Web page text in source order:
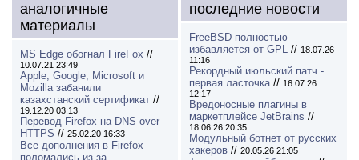
аналогичные
материалы
MS Edge обогнал FireFox //
10.07.21 23:49
Apple, Google, Microsoft и
Mozilla забанили
казахстанский сертификат //
19.12.20 03:13
Перевод Firefox на DNS over
HTTPS // 25.02.20 16:33
Все дополнения в Firefox
поломались из-за
последние новости
FreeBSD полностью
избавляется от GPL // 18.07.26
11:16
Рекордный июльский патч -
первая ласточка// 16.07.26
12:17
Вредоносные плагины в
маркетплейсе JetBrains //
18.06.26 20:35
Модульный ботнет от русских
хакеров // 20.05.26 21:05